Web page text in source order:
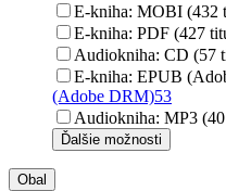
E-kniha: MOBI (432
E-kniha: PDF (427
Audiokniha: CD (57
E-kniha: EPUB
(Adobe DRM)53
Audiokniha: MP3
Ďalšie možnosti
Obal